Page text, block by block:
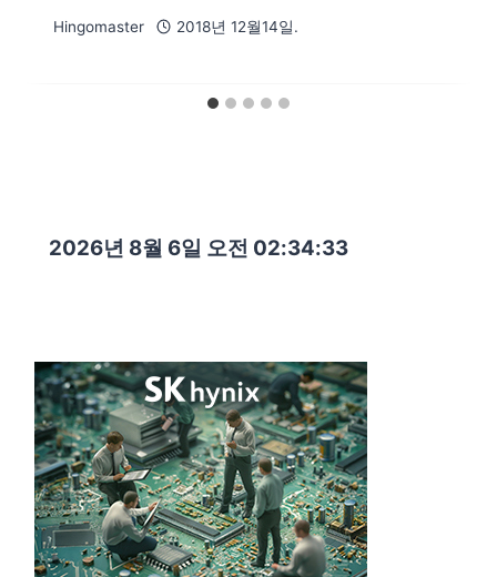
Hingomaster 2018년 12월14일.
2026년 8월 6일 오전 02:34:34